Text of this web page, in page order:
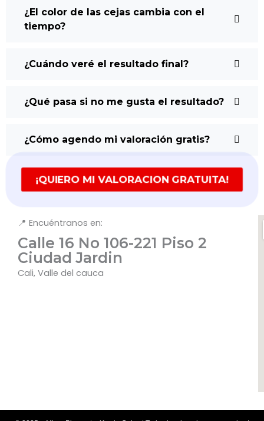
¿El color de las cejas cambia con el
tiempo?
¿Cuándo veré el resultado final?
¿Qué pasa si no me gusta el resultado?
¿Cómo agendo mi valoración gratis?
¡QUIERO MI VALORACION GRATUITA!
📍 Encuéntranos en:
Calle 16 No 106-221 Piso 2
Ciudad Jardin
Cali, Valle del cauca